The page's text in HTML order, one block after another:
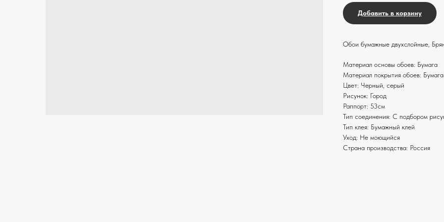
Добавить в корзину
Обои бумажные двухслойные,
Материал основы обоев: Бумага
Материал покрытия обоев: Бумага
Цвет: Черный, серый
Рисунок: Город
Раппорт: 53см
Тип соединения: С подбором
Тип клея: Бумажный клей
Уход: Не моющийся
Страна производства: Россия